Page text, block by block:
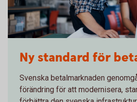
Ny standard för
Svenska betalmarknaden
förändring för att modernisera,